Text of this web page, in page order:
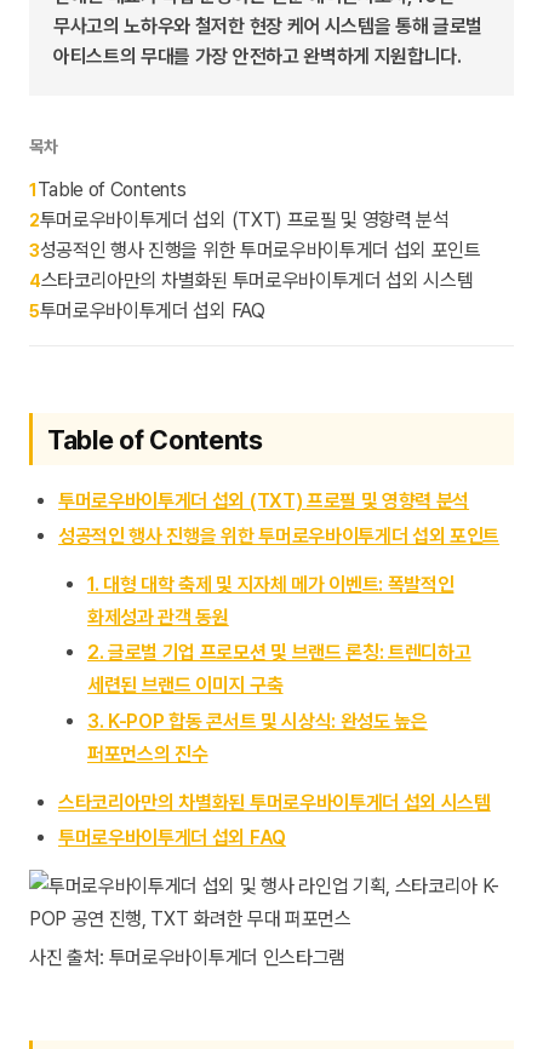
무사고의 노하우와 철저한 현장 케어 시스템을 통해 글로벌
아티스트의 무대를 가장 안전하고 완벽하게 지원합니다.
목차
1 Table of Contents
2투머로우바이투게더 섭외 (TXT) 프로필 및 영향력 분석
3성공적인 행사 진행을 위한 투머로우바이투게더 섭외 포인트
4스타코리아만의 차별화된 투머로우바이투게더 섭외 시스템
5투머로우바이투게더 섭외 FAQ
Table of Contents
투머로우바이투게더 섭외 (TXT) 프로필 및 영향력 분석
성공적인 행사 진행을 위한 투머로우바이투게더 섭외 포인트
1. 대형 대학 축제 및 지자체 메가 이벤트: 폭발적인
화제성과 관객 동원
2. 글로벌 기업 프로모션 및 브랜드 론칭: 트렌디하고
세련된 브랜드 이미지 구축
3. K-POP 합동 콘서트 및 시상식: 완성도 높은
퍼포먼스의 진수
스타코리아만의 차별화된 투머로우바이투게더 섭외 시스템
투머로우바이투게더 섭외 FAQ
사진 출처: 투머로우바이투게더 인스타그램